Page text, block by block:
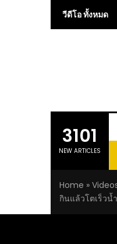
วีดีโอ ทั้งหมด
3101
NEW ARTICLES
ปลูกแคนตาลูปในถัง จะได้ผลลูก
in a barrel would yield
Home »
กินแล้วโตเร็วน้